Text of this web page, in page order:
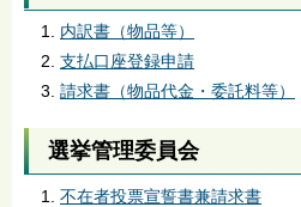
内訳書（物品等）
支払口座登録申請
請求書（物品代金・委託料等）
選挙管理委員会
不在者投票宣誓書兼請求書